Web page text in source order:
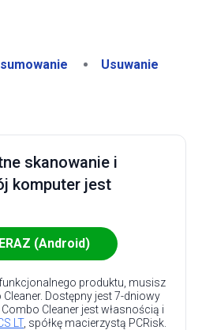
Usuwanie
skanowanie i
komputer jest
(Android)
produktu, musisz
Dostępny jest 7-dniowy
Cleaner jest własnością i
LT, spółkę macierzystą PCRisk.